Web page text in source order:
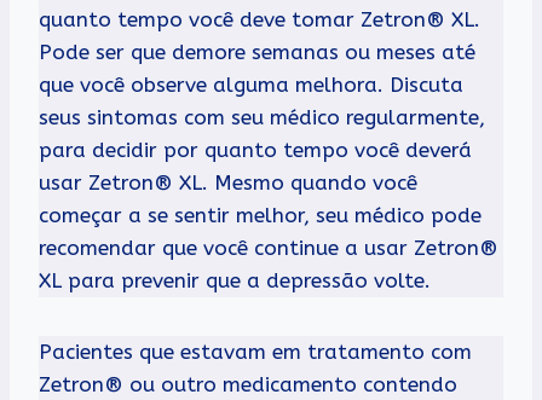
quanto tempo você deve tomar Zetron® XL.
Pode ser que demore semanas ou meses até
que você observe alguma melhora. Discuta
seus sintomas com seu médico regularmente,
para decidir por quanto tempo você deverá
usar Zetron® XL. Mesmo quando você
começar a se sentir melhor, seu médico pode
recomendar que você continue a usar Zetron®
XL para prevenir que a depressão volte.
Pacientes que estavam em tratamento com
Zetron® ou outro medicamento contendo